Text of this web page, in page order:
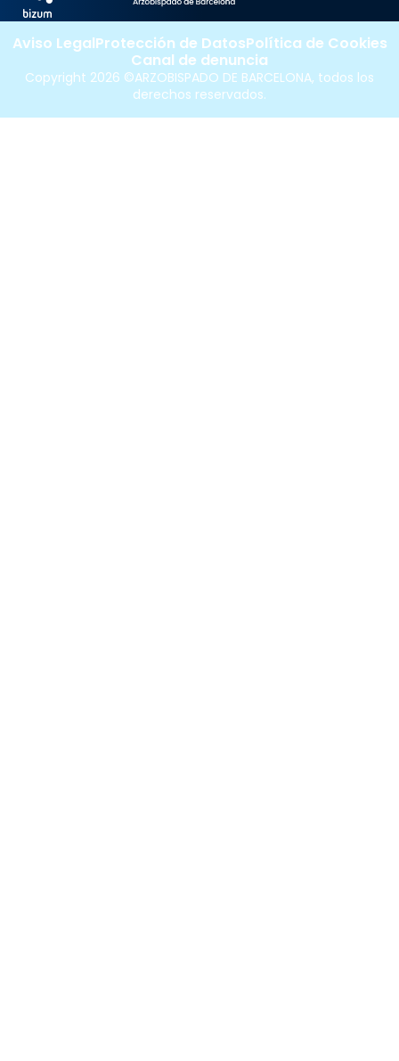
Copyright 2026 ©ARZOBISPADO DE BARCELONA, todos los
derechos reservados.
Aviso LegalProtección de DatosPolítica de Cookies
Canal de denuncia